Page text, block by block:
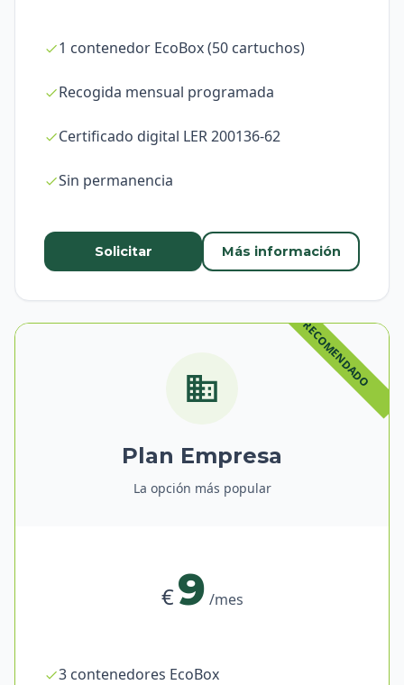
1 contenedor EcoBox (50 cartuchos)
Recogida mensual programada
Certificado digital LER 200136-62
Sin permanencia
Solicitar Más información
Plan Empresa
La opción más popular
€9 /mes
3 contenedores EcoBox